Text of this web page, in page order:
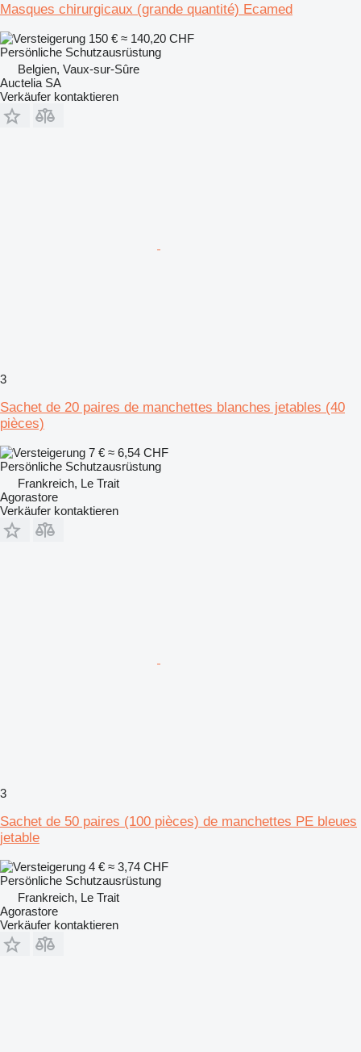
Masques chirurgicaux (grande quantité) Ecamed
150 € ≈ 140,20 CHF
Persönliche Schutzausrüstung
Belgien, Vaux-sur-Sûre
Auctelia SA
Verkäufer kontaktieren
3
Sachet de 20 paires de manchettes blanches jetables (40
pièces)
7 € ≈ 6,54 CHF
Persönliche Schutzausrüstung
Frankreich, Le Trait
Agorastore
Verkäufer kontaktieren
3
Sachet de 50 paires (100 pièces) de manchettes PE bleues
jetable
4 € ≈ 3,74 CHF
Persönliche Schutzausrüstung
Frankreich, Le Trait
Agorastore
Verkäufer kontaktieren